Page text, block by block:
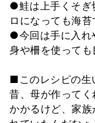
●鮭は上手くそぎ
ロになっても海苔
●今回は手に入れ
身や柵を使っても
■このレシピの生
昔、母が作って
かかるけど、家族